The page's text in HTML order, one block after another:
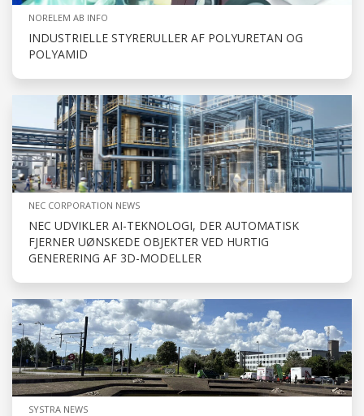
NORELEM AB INFO
INDUSTRIELLE STYRERULLER AF POLYURETAN OG
POLYAMID
NEC CORPORATION NEWS
NEC UDVIKLER AI-TEKNOLOGI, DER AUTOMATISK
FJERNER UØNSKEDE OBJEKTER VED HURTIG
GENERERING AF 3D-MODELLER
SYSTRA NEWS